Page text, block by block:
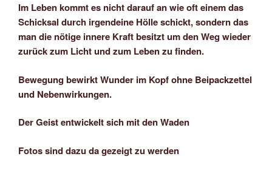
Im Leben kommt es nicht darauf an wie oft einem das
Schicksal durch irgendeine Hölle schickt, sondern das
man die nötige innere Kraft besitzt um den Weg wieder
zurück zum Licht und zum Leben zu finden.
Bewegung bewirkt Wunder im Kopf ohne Beipackzettel
und Nebenwirkungen.
Der Geist entwickelt sich mit den Waden
Fotos sind dazu da gezeigt zu werden